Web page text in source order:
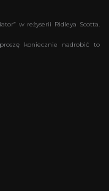
w reżyserii Ridleya Scotta.
koniecznie nadrobić to